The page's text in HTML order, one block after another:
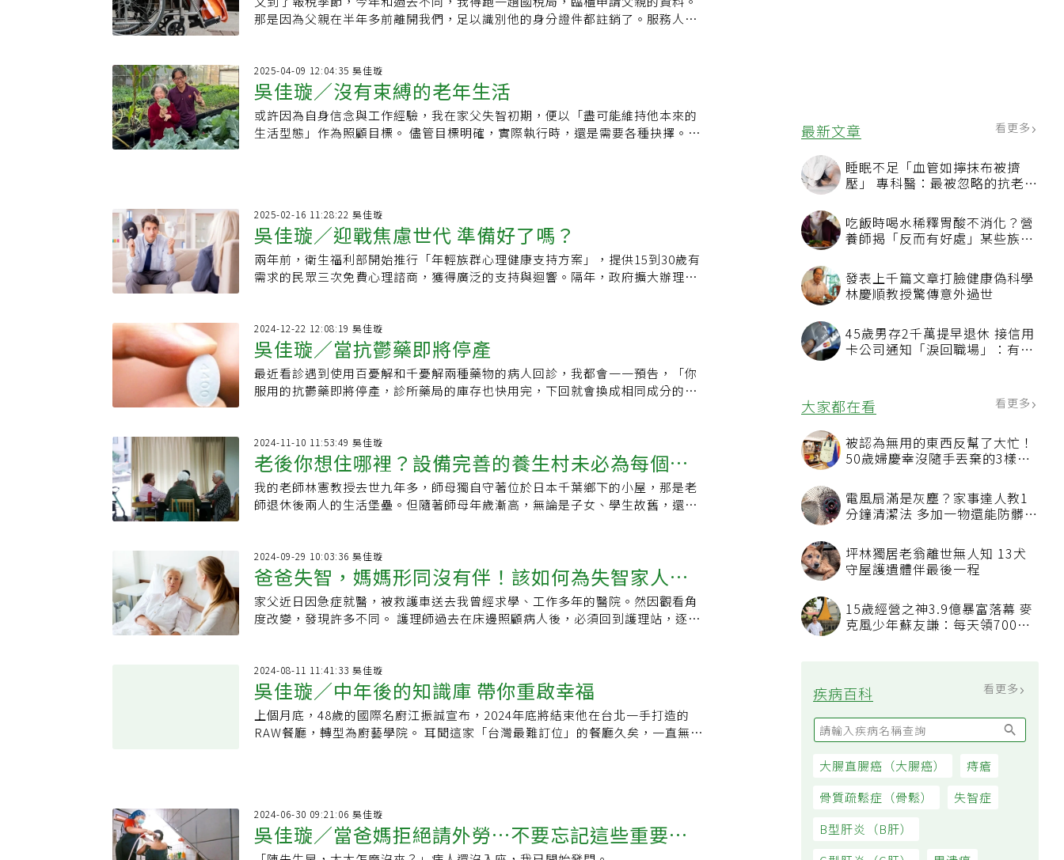
最新文章 看更多
睡眠不足「血管如擰抹布被擠
壓」 專科醫：最被忽略的抗老方
吃飯時喝水稀釋胃酸不消化？營
養師揭「反而有好處」某些族群
發表上千篇文章打臉健康偽科學
林慶順教授驚傳意外過世
45歲男存2千萬提早退休 接信用
卡公司通知「淚回職場」：有錢
大家都在看 看更多
被認為無用的東西反幫了大忙！
50歲婦慶幸沒隨手丟棄的3樣物
電風扇滿是灰塵？家事達人教1
分鐘清潔法 多加一物還能防髒汙
坪林獨居老翁離世無人知 13犬
守屋護遺體伴最後一程
15歲經營之神3.9億暴富落幕 麥
克風少年蘇友謙：每天領700元
疾病百科 看更多
大腸直腸癌（大腸癌）
痔瘡
骨質疏鬆症（骨鬆）
失智症
B型肝炎（B肝）
那是因為父親在半年多前離開我們，足以識別他的身分證件都註銷了。服務人員
2025-04-09 12:04:35 吳佳璇
吳佳璇／沒有束縛的老年生活
或許因為自身信念與工作經驗，我在家父失智初期，便以「盡可能維持他本來的
生活型態」作為照顧目標。 儘管目標明確，實際執行時，還是需要各種抉擇。第
2025-02-16 11:28:22 吳佳璇
吳佳璇／迎戰焦慮世代 準備好了嗎？
兩年前，衛生福利部開始推行「年輕族群心理健康支持方案」，提供15到30歲有
需求的民眾三次免費心理諮商，獲得廣泛的支持與迴響。隔年，政府擴大辦理，
2024-12-22 12:08:19 吳佳璇
吳佳璇／當抗鬱藥即將停產
最近看診遇到使用百憂解和千憂解兩種藥物的病人回診，我都會一一預告，「你
服用的抗鬱藥即將停產，診所藥局的庫存也快用完，下回就會換成相同成分的學
2024-11-10 11:53:49 吳佳璇
老後你想住哪裡？設備完善的養生村未必為每個人
的最佳選項
我的老師林憲教授去世九年多，師母獨自守著位於日本千葉鄉下的小屋，那是老
師退休後兩人的生活堡壘。但隨著師母年歲漸高，無論是子女、學生故舊，還是
2024-09-29 10:03:36 吳佳璇
爸爸失智，媽媽形同沒有伴！該如何為失智家人做
照護決定？
家父近日因急症就醫，被救護車送去我曾經求學、工作多年的醫院。然因觀看角
度改變，發現許多不同。 護理師過去在床邊照顧病人後，必須回到護理站，逐一
2024-08-11 11:41:33 吳佳璇
吳佳璇／中年後的知識庫 帶你重啟幸福
上個月底，48歲的國際名廚江振誠宣布，2024年底將結束他在台北一手打造的
RAW餐廳，轉型為廚藝學院。 耳聞這家「台灣最難訂位」的餐廳久矣，一直無緣
2024-06-30 09:21:06 吳佳璇
吳佳璇／當爸媽拒絕請外勞…不要忘記這些重要協